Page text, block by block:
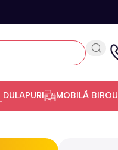
DULAPURI MOBILĂ BIROU